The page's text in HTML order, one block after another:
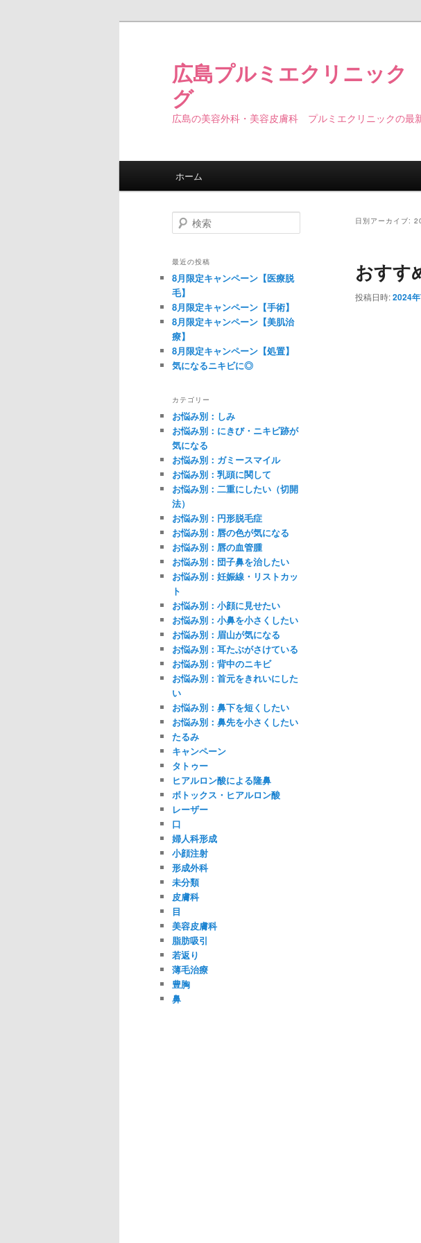
広島プルミエクリニッ
グ
広島の美容外科・美容皮膚科 プルミエクリニックの最
メインコンテンツへ移動
サブコンテンツへ移動
ホーム
日別アーカイブ:
おすす
投稿日時:2024
検索
最近の投稿
8月限定キャンペーン【医療脱
毛】
8月限定キャンペーン【手術】
8月限定キャンペーン【美肌治
療】
8月限定キャンペーン【処置】
気になるニキビに◎
カテゴリー
お悩み別：しみ
お悩み別：にきび・ニキビ跡が
気になる
お悩み別：ガミースマイル
お悩み別：乳頭に関して
お悩み別：二重にしたい（切開
法）
お悩み別：円形脱毛症
お悩み別：唇の色が気になる
お悩み別：唇の血管腫
お悩み別：団子鼻を治したい
お悩み別：妊娠線・リストカッ
ト
お悩み別：小顔に見せたい
お悩み別：小鼻を小さくしたい
お悩み別：眉山が気になる
お悩み別：耳たぶがさけている
お悩み別：背中のニキビ
お悩み別：首元をきれいにした
い
お悩み別：鼻下を短くしたい
お悩み別：鼻先を小さくしたい
たるみ
キャンペーン
タトゥー
ヒアルロン酸による隆鼻
ボトックス・ヒアルロン酸
レーザー
口
婦人科形成
小顔注射
形成外科
未分類
皮膚科
目
美容皮膚科
脂肪吸引
若返り
薄毛治療
豊胸
鼻